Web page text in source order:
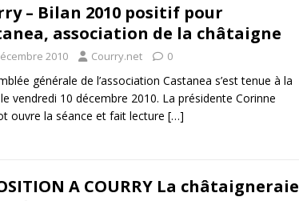
– Bilan 2010 positif pour
association de la châtaigne
2010 Courry.net 0
générale de l’association Castanea s’est tenue à la
vendredi 10 décembre 2010. La présidente Corinne
ouvre la séance et fait lecture […]
A COURRY La châtaigneraie